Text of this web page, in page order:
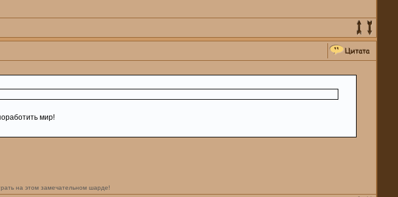
мир!
на этом замечательном шарде!